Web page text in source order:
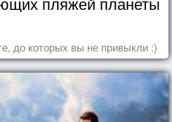
до которых вы не привыкли :)